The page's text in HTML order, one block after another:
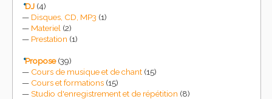
DJ (4)
Disques, CD, MP3 (1)
Materiel (2)
Prestation (1)
Propose(39)
Cours de musique et de chant (15)
Cours et formations (15)
Studio d'enregistrement et de répétition (8)